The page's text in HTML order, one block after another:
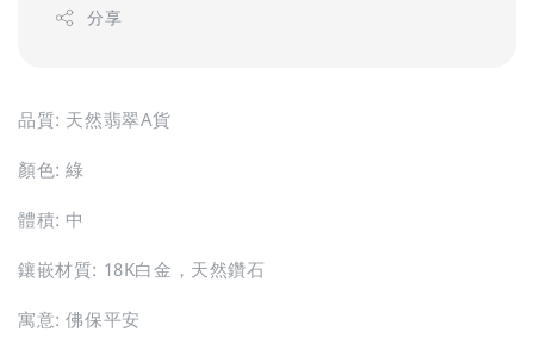
分享
品質: 天然翡翠A貨
顏色: 綠
體積: 中
鑲嵌材質: 18K白金，天然鑽石
寓意: 佛保平安